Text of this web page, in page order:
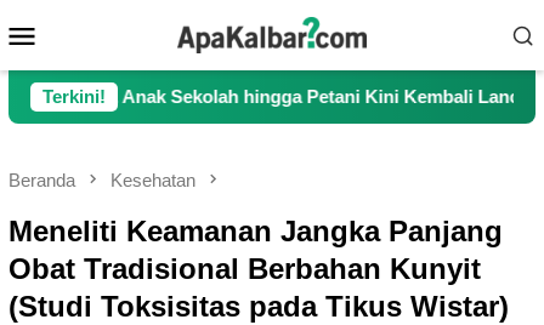
ke
kontenMobile
Terkini!hingga Petani Kini Kembali Lancar Beraktivitas
Beranda Kesehatan
Meneliti Keamanan Jangka Panjang
Obat Tradisional Berbahan Kunyit
(Studi Toksisitas pada Tikus Wistar)